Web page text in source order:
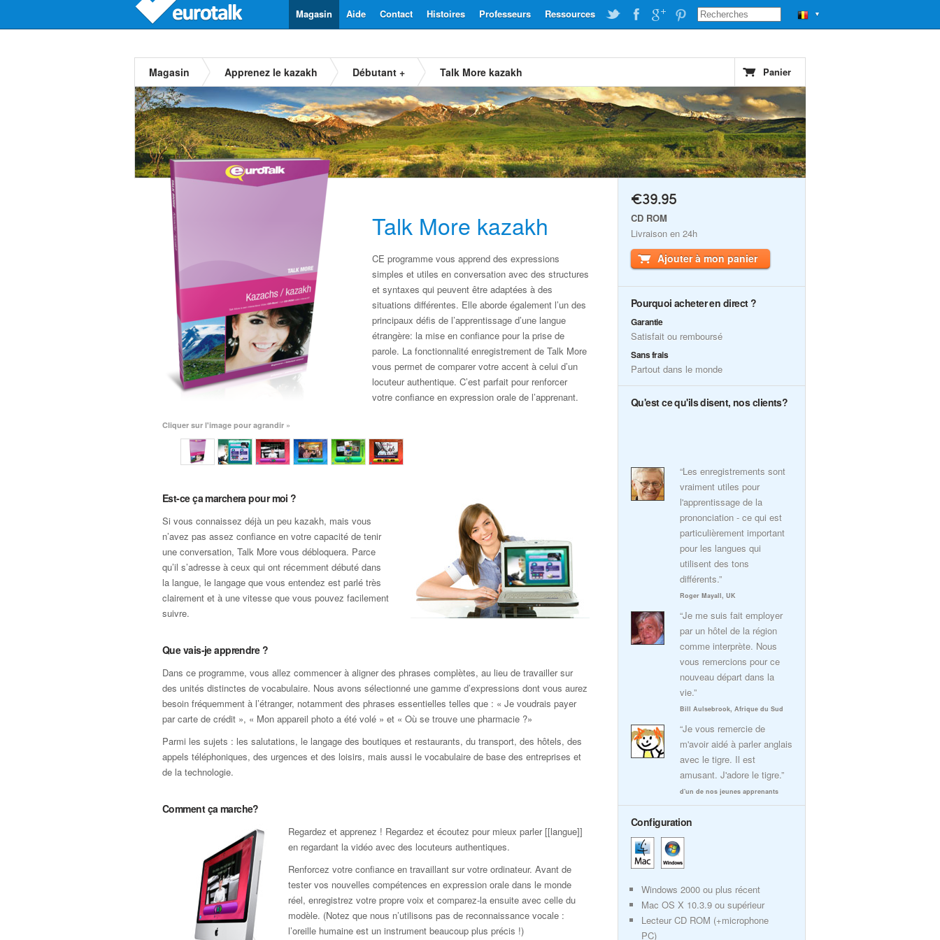
▼
Ressources
Professeurs
Histoires
Contact
Aide
Magasin
Magasin Apprenez le kazakh Débutant + Talk More kazakh Panier
Talk More kazakh
CE programme vous apprend des expressions
simples et utiles en conversation avec des structures
et syntaxes qui peuvent être adaptées à des
situations différentes. Elle aborde également l’un des
principaux défis de l’apprentissage d’une langue
étrangère: la mise en confiance pour la prise de
parole. La fonctionnalité enregistrement de Talk More
vous permet de comparer votre accent à celui d’un
locuteur authentique. C’est parfait pour renforcer
votre confiance en expression orale de l’apprenant.
Cliquer sur l'image pour agrandir »
Est-ce ça marchera pour moi ?
Si vous connaissez déjà un peu kazakh, mais vous
n’avez pas assez confiance en votre capacité de tenir
une conversation, Talk More vous débloquera. Parce
qu’il s’adresse à ceux qui ont récemment débuté dans
la langue, le langage que vous entendez est parlé très
clairement et à une vitesse que vous pouvez facilement
suivre.
Que vais-je apprendre ?
Dans ce programme, vous allez commencer à aligner des phrases complètes, au lieu de travailler sur
des unités distinctes de vocabulaire. Nous avons sélectionné une gamme d’expressions dont vous aurez
besoin fréquemment à l’étranger, notamment des phrases essentielles telles que : « Je voudrais payer
par carte de crédit », « Mon appareil photo a été volé » et « Où se trouve une pharmacie ?»
Parmi les sujets : les salutations, le langage des boutiques et restaurants, du transport, des hôtels, des
appels téléphoniques, des urgences et des loisirs, mais aussi le vocabulaire de base des entreprises et
de la technologie.
Comment ça marche?
Regardez et apprenez ! Regardez et écoutez pour mieux parler [[langue]]
en regardant la vidéo avec des locuteurs authentiques.
Renforcez votre confiance en travaillant sur votre ordinateur. Avant de
tester vos nouvelles compétences en expression orale dans le monde
réel, enregistrez votre propre voix et comparez-la ensuite avec celle du
modèle. (Notez que nous n’utilisons pas de reconnaissance vocale :
l’oreille humaine est un instrument beaucoup plus précis !)
€39.95
CD ROM
Livraison en 24h
Ajouter à mon panier
Pourquoi acheter en direct ?
Garantie
Satisfait ou remboursé
Sans frais
Partout dans le monde
Qu'est ce qu'ils disent, nos clients?
“Les enregistrements sont
vraiment utiles pour
l'apprentissage de la
prononciation - ce qui est
particulièrement important
pour les langues qui
utilisent des tons
différents.”
Roger Mayall, UK
“Je me suis fait employer
par un hôtel de la région
comme interprète. Nous
vous remercions pour ce
nouveau départ dans la
vie.”
Bill Aulsebrook, Afrique du Sud
“Je vous remercie de
m'avoir aidé à parler anglais
avec le tigre. Il est
amusant. J'adore le tigre.”
d'un de nos jeunes apprenants
Configuration
Windows 2000 ou plus récent
Mac OS X 10.3.9 ou supérieur
Lecteur CD ROM (+microphone
PC)